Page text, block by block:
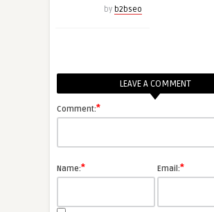
by b2bseo
LEAVE A COMMENT
Comment:*
Name:* Email:*